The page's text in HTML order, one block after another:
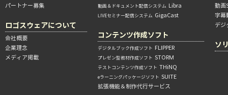
パートナー募集
ロゴスウェアについて
会社概要
企業理念
メディア掲載
動画＆ドキュメント配信システム Libra
LIVEセミナー配信システム GigaCast
コンテンツ作成ソフト
デジタルブック作成ソフト FLIPPER
プレゼン型教材作成ソフト STORM
テストコンテンツ作成ソフト THiNQ
eラーニングパッケージソフト SUITE
拡張機能＆制作代行サービス
動画
字幕
デジ
ソ